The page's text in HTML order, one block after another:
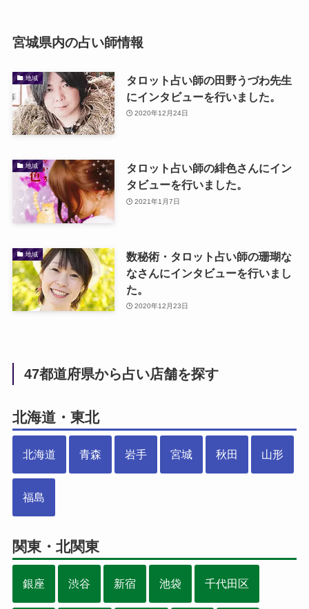
宮城県内の占い師情報
地域
タロット占い師の田野うづわ先生
にインタビューを行いました。
2020年12月24日
地域
タロット占い師の緋色さんにイン
タビューを行いました。
2021年1月7日
地域
数秘術・タロット占い師の珊瑚な
なさんにインタビューを行いまし
た。
2020年12月23日
47都道府県から占い店舗を探す
北海道・東北
北海道 青森 岩手 宮城 秋田 山形
福島
関東・北関東
銀座 渋谷 新宿 池袋 千代田区